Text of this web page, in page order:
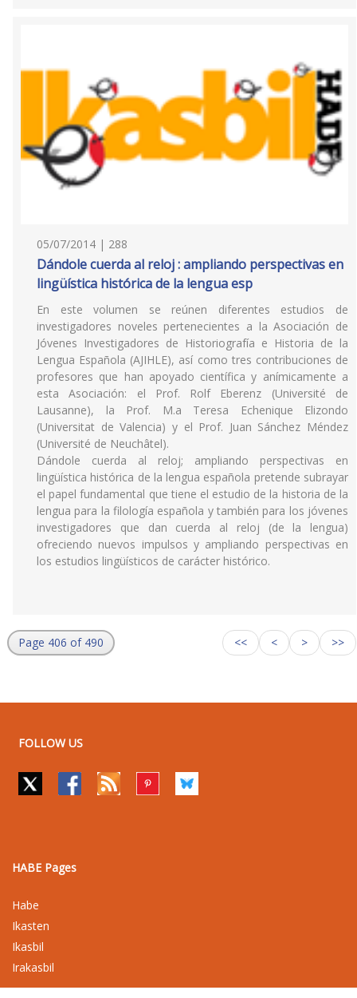
05/07/2014 | 288
Dándole cuerda al reloj : ampliando perspectivas en
lingüística histórica de la lengua esp
En este volumen se reúnen diferentes estudios de
investigadores noveles pertenecientes a la Asociación de
Jóvenes Investigadores de Historiografía e Historia de la
Lengua Española (AJIHLE), así como tres contribuciones de
profesores que han apoyado científica y anímicamente a
esta Asociación: el Prof. Rolf Eberenz (Université de
Lausanne), la Prof. M.a Teresa Echenique Elizondo
(Universitat de Valencia) y el Prof. Juan Sánchez Méndez
(Université de Neuchâtel).
Dándole cuerda al reloj; ampliando perspectivas en
lingüística histórica de la lengua española pretende subrayar
el papel fundamental que tiene el estudio de la historia de la
lengua para la filología española y también para los jóvenes
investigadores que dan cuerda al reloj (de la lengua)
ofreciendo nuevos impulsos y ampliando perspectivas en
los estudios lingüísticos de carácter histórico.
Page 406 of 490 << < > >>
FOLLOW US
HABE Pages
Habe
Ikasten
Ikasbil
Irakasbil